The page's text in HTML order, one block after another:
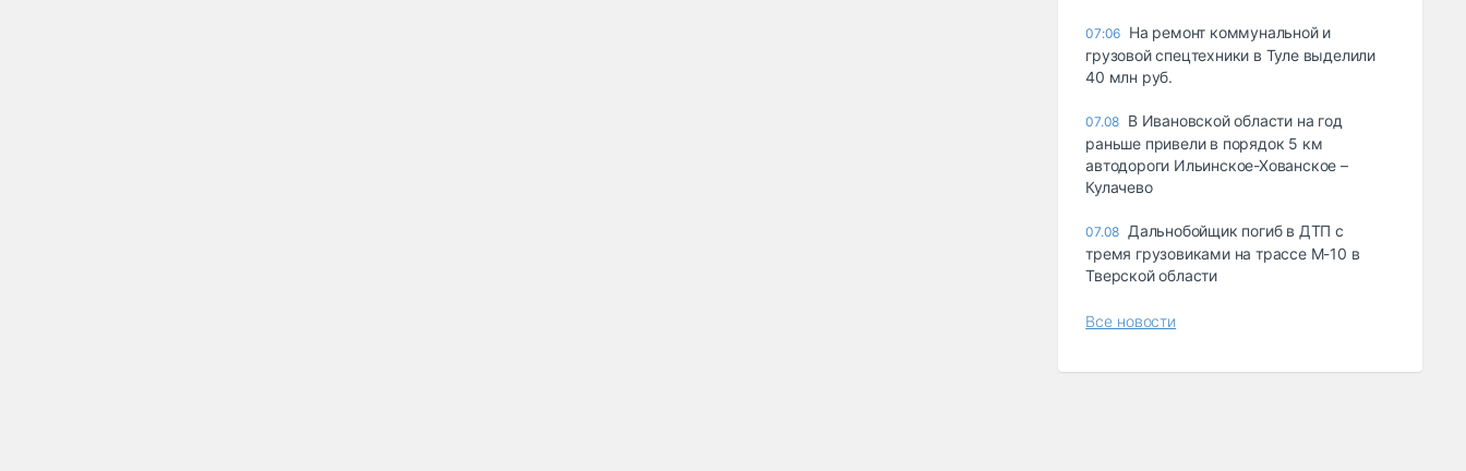
07:06 На ремонт коммунальной и
грузовой спецтехники в Туле выделили
40 млн руб.
07.08 В Ивановской области на год
раньше привели в порядок 5 км
автодороги Ильинское-Хованское –
Кулачево
07.08 Дальнобойщик погиб в ДТП с
тремя грузовиками на трассе М-10 в
Тверской области
Все новости